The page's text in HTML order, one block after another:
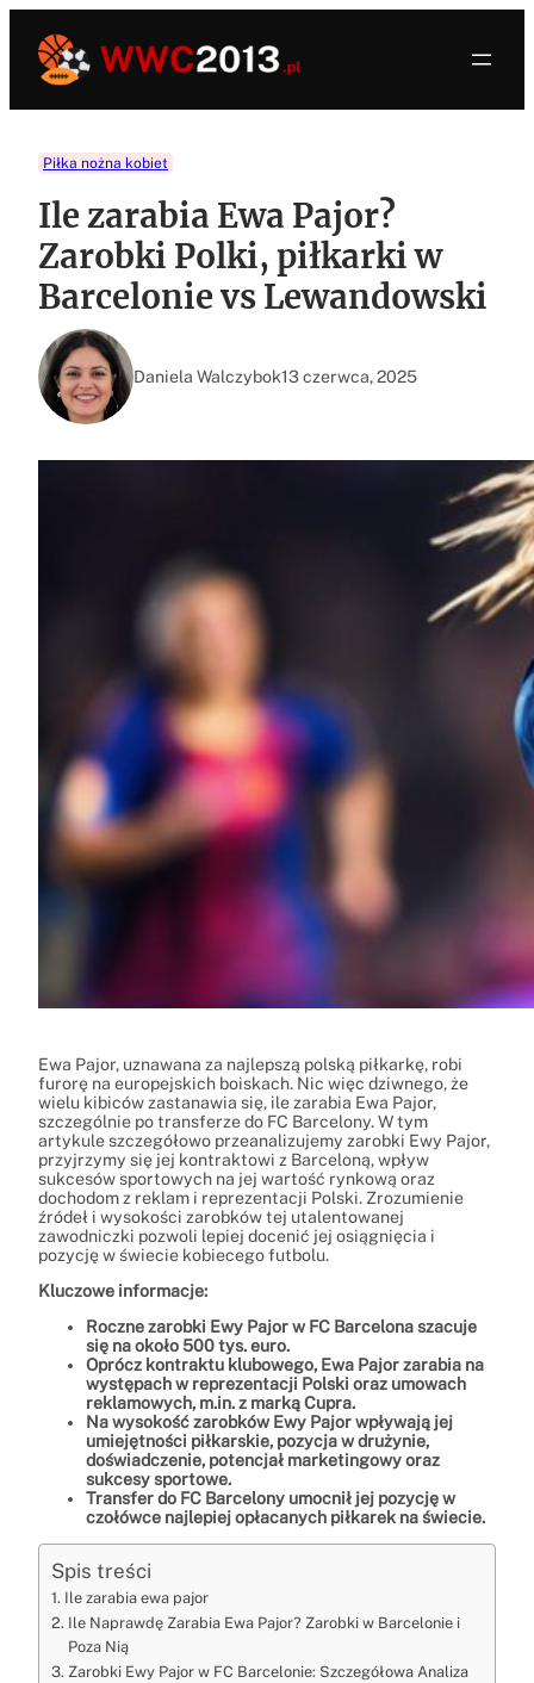
treści
Piłka nożna kobiet
Ile zarabia Ewa Pajor?
Zarobki Polki, piłkarki w
Barcelonie vs Lewandowski
Daniela Walczybok13 czerwca, 2025
Ewa Pajor, uznawana za najlepszą polską piłkarkę, robi
furorę na europejskich boiskach. Nic więc dziwnego, że
wielu kibiców zastanawia się, ile zarabia Ewa Pajor,
szczególnie po transferze do FC Barcelony. W tym
artykule szczegółowo przeanalizujemy zarobki Ewy Pajor,
przyjrzymy się jej kontraktowi z Barceloną, wpływ
sukcesów sportowych na jej wartość rynkową oraz
dochodom z reklam i reprezentacji Polski. Zrozumienie
źródeł i wysokości zarobków tej utalentowanej
zawodniczki pozwoli lepiej docenić jej osiągnięcia i
pozycję w świecie kobiecego futbolu.
Kluczowe informacje:
Roczne zarobki Ewy Pajor w FC Barcelona szacuje
się na około 500 tys. euro.
Oprócz kontraktu klubowego, Ewa Pajor zarabia na
występach w reprezentacji Polski oraz umowach
reklamowych, m.in. z marką Cupra.
Na wysokość zarobków Ewy Pajor wpływają jej
umiejętności piłkarskie, pozycja w drużynie,
doświadczenie, potencjał marketingowy oraz
sukcesy sportowe.
Transfer do FC Barcelony umocnił jej pozycję w
czołówce najlepiej opłacanych piłkarek na świecie.
Spis treści
Ile zarabia ewa pajor
Ile Naprawdę Zarabia Ewa Pajor? Zarobki w Barcelonie i
Poza Nią
Zarobki Ewy Pajor w FC Barcelonie: Szczegółowa Analiza